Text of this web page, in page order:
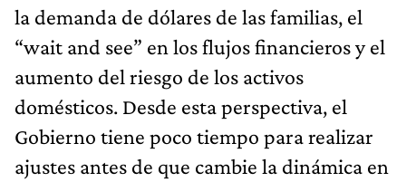
la demanda de dólares de las familias, el
“wait and see” en los flujos financieros y el
aumento del riesgo de los activos
domésticos. Desde esta perspectiva, el
Gobierno tiene poco tiempo para realizar
ajustes antes de que cambie la dinámica en